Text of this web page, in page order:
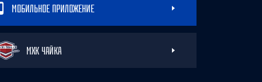
МОБИЛЬНОЕ ПРИЛОЖЕНИЕ
МХК ЧАЙКА